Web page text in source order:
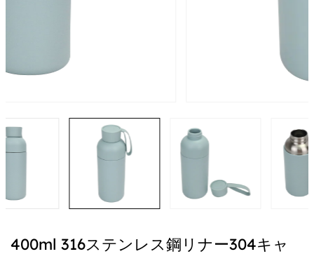
400ml 316ステンレス鋼リナー304キャ